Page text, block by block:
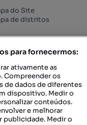
do Site
de distritos
para fornecermos:
ativamente as
Compreender os
de dados de diferentes
dispositivo. Medir o
conteúdos.
e melhorar
publicidade. Medir o